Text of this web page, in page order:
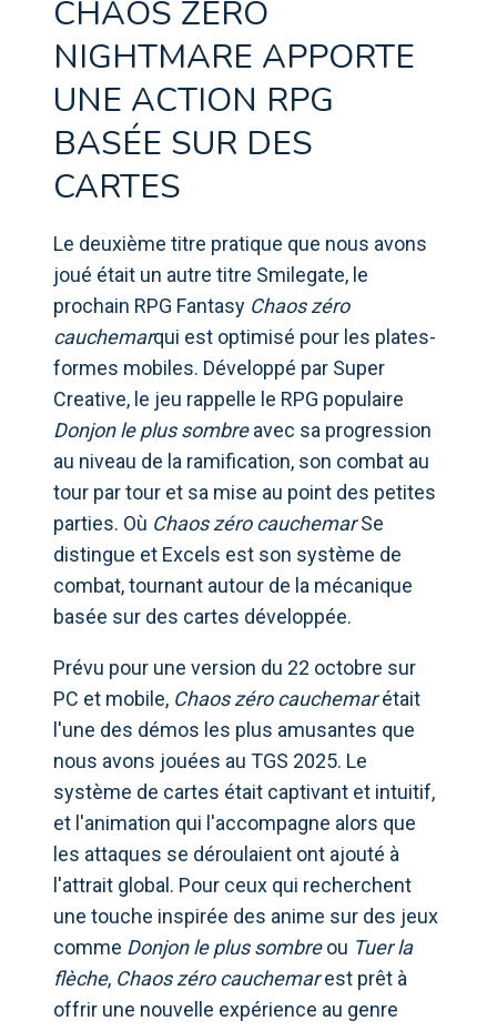
CHAOS ZERO
NIGHTMARE APPORTE
UNE ACTION RPG
BASÉE SUR DES
CARTES
Le deuxième titre pratique que nous avons
joué était un autre titre Smilegate, le
prochain RPG Fantasy Chaos zéro
cauchemarqui est optimisé pour les plates-
formes mobiles. Développé par Super
Creative, le jeu rappelle le RPG populaire
Donjon le plus sombreavec sa progression
au niveau de la ramification, son combat au
tour par tour et sa mise au point des petites
parties. Où Chaos zéro cauchemarSe
distingue et Excels est son système de
combat, tournant autour de la mécanique
basée sur des cartes développée.
Prévu pour une version du 22 octobre sur
PC et mobile, Chaos zéro cauchemarétait
l'une des démos les plus amusantes que
nous avons jouées au TGS 2025. Le
système de cartes était captivant et intuitif,
et l'animation qui l'accompagne alors que
les attaques se déroulaient ont ajouté à
l'attrait global. Pour ceux qui recherchent
une touche inspirée des anime sur des jeux
comme Donjon le plus sombreou Tuer la
flèche, Chaos zéro cauchemarest prêt à
offrir une nouvelle expérience au genre